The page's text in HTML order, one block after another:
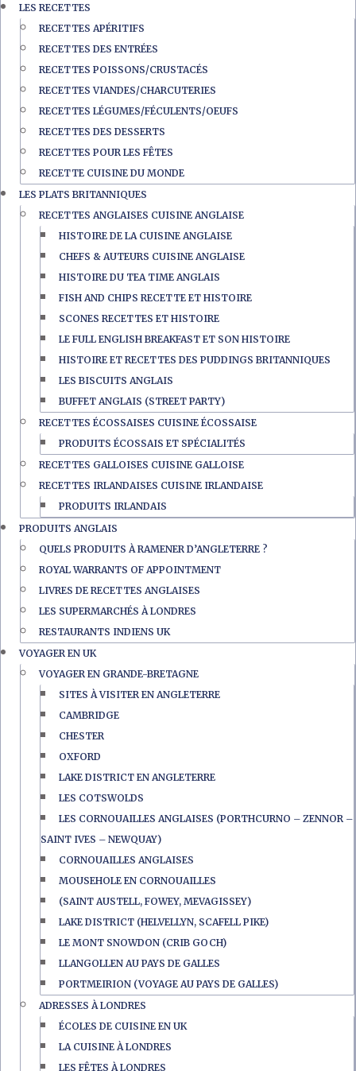
LES RECETTES
RECETTES APÉRITIFS
RECETTES DES ENTRÉES
RECETTES POISSONS/CRUSTACÉS
RECETTES VIANDES/CHARCUTERIES
RECETTES LÉGUMES/FÉCULENTS/OEUFS
RECETTES DES DESSERTS
RECETTES POUR LES FÊTES
RECETTE CUISINE DU MONDE
LES PLATS BRITANNIQUES
RECETTES ANGLAISES CUISINE ANGLAISE
HISTOIRE DE LA CUISINE ANGLAISE
CHEFS & AUTEURS CUISINE ANGLAISE
HISTOIRE DU TEA TIME ANGLAIS
FISH AND CHIPS RECETTE ET HISTOIRE
SCONES RECETTES ET HISTOIRE
LE FULL ENGLISH BREAKFAST ET SON HISTOIRE
HISTOIRE ET RECETTES DES PUDDINGS BRITANNIQUES
LES BISCUITS ANGLAIS
BUFFET ANGLAIS (STREET PARTY)
RECETTES ÉCOSSAISES CUISINE ÉCOSSAISE
PRODUITS ÉCOSSAIS ET SPÉCIALITÉS
RECETTES GALLOISES CUISINE GALLOISE
RECETTES IRLANDAISES CUISINE IRLANDAISE
PRODUITS IRLANDAIS
PRODUITS ANGLAIS
QUELS PRODUITS À RAMENER D’ANGLETERRE ?
ROYAL WARRANTS OF APPOINTMENT
LIVRES DE RECETTES ANGLAISES
LES SUPERMARCHÉS À LONDRES
RESTAURANTS INDIENS UK
VOYAGER EN UK
VOYAGER EN GRANDE-BRETAGNE
SITES À VISITER EN ANGLETERRE
CAMBRIDGE
CHESTER
OXFORD
LAKE DISTRICT EN ANGLETERRE
LES COTSWOLDS
LES CORNOUAILLES ANGLAISES (PORTHCURNO – ZENNOR –
SAINT IVES – NEWQUAY)
CORNOUAILLES ANGLAISES
MOUSEHOLE EN CORNOUAILLES
(SAINT AUSTELL, FOWEY, MEVAGISSEY)
LAKE DISTRICT (HELVELLYN, SCAFELL PIKE)
LE MONT SNOWDON (CRIB GOCH)
LLANGOLLEN AU PAYS DE GALLES
PORTMEIRION (VOYAGE AU PAYS DE GALLES)
ADRESSES À LONDRES
ÉCOLES DE CUISINE EN UK
LA CUISINE À LONDRES
LES FÊTES À LONDRES